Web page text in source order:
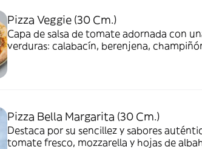
Pizza Veggie (30 Cm.)
Capa de salsa de tomate adornada con
verduras: calabacín, berenjena,
Pizza Bella Margarita (30 Cm.)
Destaca por su sencillez y sabores
tomate fresco, mozzarella y hojas de